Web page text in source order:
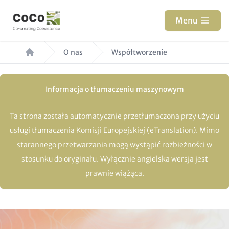
Menu
Ścieżka
nawigacyjna
O nas Współtworzenie
Informacja o tłumaczeniu maszynowym
Ta strona została automatycznie przetłumaczona przy użyciu
usługi tłumaczenia Komisji Europejskiej (eTranslation). Mimo
starannego przetwarzania mogą wystąpić rozbieżności w
stosunku do oryginału. Wyłącznie angielska wersja jest
prawnie wiążąca.